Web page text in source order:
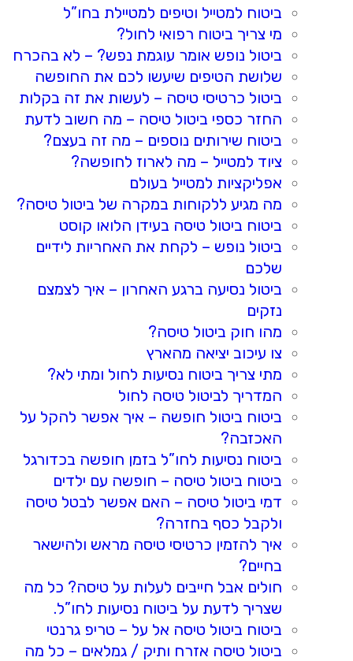
ביטוח למטייל וטיפים למטיילת בחו”ל
מי צריך ביטוח רפואי לחול?
ביטול נופש אומר עוגמת נפש? – לא בהכרח
שלושת הטיפים שיעשו לכם את החופשה
ביטול כרטיסי טיסה – לעשות את זה בקלות
החזר כספי ביטול טיסה – מה חשוב לדעת
ביטוח שירותים נוספים – מה זה בעצם?
ציוד למטייל – מה לארוז לחופשה?
אפליקציות למטייל בעולם
מה מגיע ללקוחות במקרה של ביטול טיסה?
ביטוח ביטול טיסה בעידן הלואו קוסט
ביטול נופש – לקחת את האחריות לידיים
שלכם
ביטול נסיעה ברגע האחרון – איך לצמצם
נזקים
מהו חוק ביטול טיסה?
צו עיכוב יציאה מהארץ
מתי צריך ביטוח נסיעות לחול ומתי לא?
המדריך לביטול טיסה לחול
ביטוח ביטול חופשה – איך אפשר להקל על
האכזבה?
ביטוח נסיעות לחו”ל בזמן חופשה בכדורגל
ביטוח ביטול טיסה – חופשה עם ילדים
דמי ביטול טיסה – האם אפשר לבטל טיסה
ולקבל כסף בחזרה?
איך להזמין כרטיסי טיסה מראש ולהישאר
בחיים?
חולים אבל חייבים לעלות על טיסה? כל מה
שצריך לדעת על ביטוח נסיעות לחו”ל.
ביטוח ביטול טיסה אל על – טריפ גרנטי
ביטול טיסה אזרח ותיק / גמלאים – כל מה